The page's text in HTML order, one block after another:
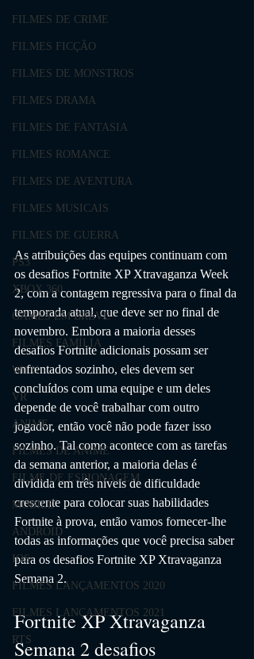
FILMES DE CRIME
FILMES FICÇÃO
FILMES DE MONSTROS
FILMES DRAMA
FILMES DE FANTASIA
FILMES ROMANCE
FILMES DE AVENTURA
FILMES MUSICAIS
FILMES DE GUERRA
PS3
XBOX 360
GAMES EM BREVE
FILMES FAMÍLIA
Wii U
VR
ANIME
FILMES DE ANIME
FILME DE ESPIONAGEM
MOBILE
ANDROID
IOS
FILMES LANÇAMENTOS 2020
FILMES LANÇAMENTOS 2021
RTS
As atribuições das equipes continuam com
os desafios Fortnite XP Xtravaganza Week
2, com a contagem regressiva para o final da
temporada atual, que deve ser no final de
novembro. Embora a maioria desses
desafios Fortnite adicionais possam ser
enfrentados sozinho, eles devem ser
concluídos com uma equipe e um deles
depende de você trabalhar com outro
jogador, então você não pode fazer isso
sozinho. Tal como acontece com as tarefas
da semana anterior, a maioria delas é
dividida em três níveis de dificuldade
crescente para colocar suas habilidades
Fortnite à prova, então vamos fornecer-lhe
todas as informações que você precisa saber
para os desafios Fortnite XP Xtravaganza
Semana 2.
Fortnite XP Xtravaganza
Semana 2 desafios